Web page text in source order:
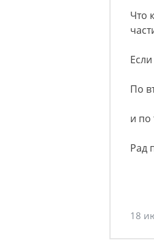
Что
По
и по
Рад
18